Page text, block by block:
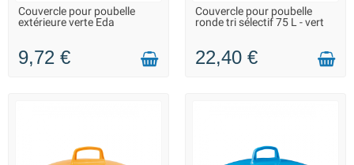
LIVRAISON 2 À 3 JOURS
Couvercle pour poubelle
extérieure verte Eda
9,72 €
EN STOCK - REPRISE DES
EXPÉDITIONS À PARTIR DU 20
Couvercle pour poubelle
ronde tri sélectif 75 L - vert
22,40 €